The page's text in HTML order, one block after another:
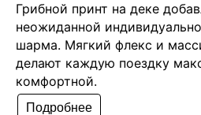
Грибной принт на деке
неожиданной
шарма. Мягкий флекс и
делают каждую поездку
комфортной.
Подробнее